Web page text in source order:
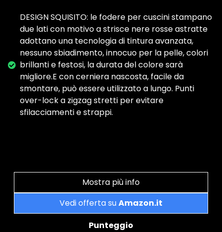
DESIGN SQUISITO: le fodere per cuscini stampano
due lati con motivo a strisce nere rosse astratte
adottano una tecnologia di tintura avanzata,
nessuno sbiadimento, innocuo per la pelle, colori
brillanti e festosi, la durata del colore sarà
migliore.E con cerniera nascosta, facile da
smontare, può essere utilizzato a lungo. Punti
over-lock a zigzag stretti per evitare
sfilacciamenti e strappi.
Mostra più info
Vedi offerta suAmazon.it
Punteggio